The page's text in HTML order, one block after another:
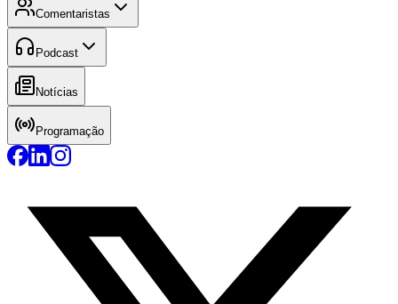
Comentaristas
Podcast
Notícias
Programação